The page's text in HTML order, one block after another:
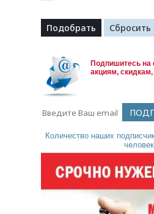
Подпишитесь на
акциям,
Количество наших
человек